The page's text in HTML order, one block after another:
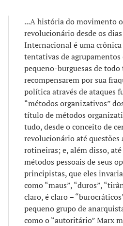
...A história do movimento
revolucionário desde os
Internacional é uma
tentativas de agrupamentos
pequeno-burguesas de todo
recompensarem por sua
política através de ataques
“métodos organizativos”
título de métodos
tudo, desde o conceito de
revolucionário até
rotineiras; e, além disso,
métodos pessoais de seus
principistas, que eles
como “maus”, “duros”,
claro, é claro –
pequeno grupo de
como o “autoritário” Marx